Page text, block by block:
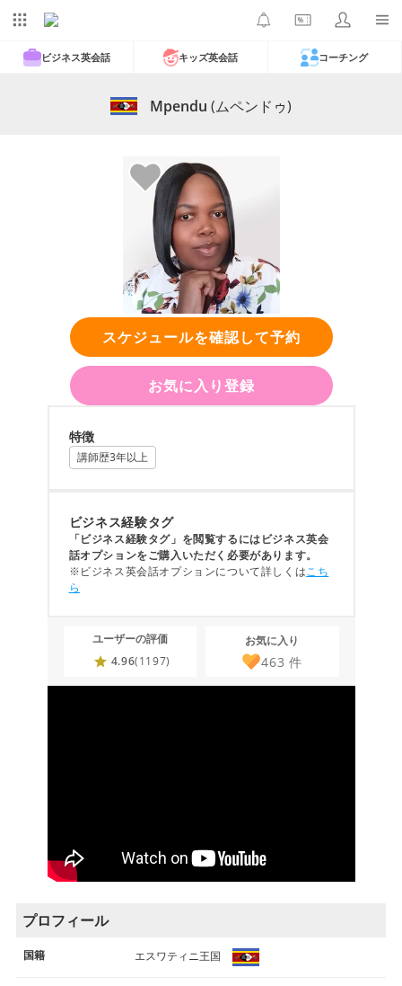
ビジネス英会話 キッズ英会話 コーチング
Mpendu (ムペンドゥ)
スケジュールを確認して予約
お気に入り登録
特徴
講師歴3年以上
ビジネス経験タグ
「ビジネス経験タグ」を閲覧するにはビジネス英会
話オプションをご購入いただく必要があります。
※ビジネス英会話オプションについて詳しくはこち
ら
ユーザーの評価
4.96(1197)
お気に入り
463 件
プロフィール
国籍 エスワティニ王国